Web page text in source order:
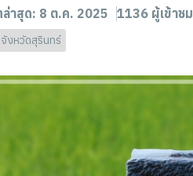
ล่าสุด: 8 ต.ค. 2025 1136 ผู้เข้าชม
จังหวัดสุรินทร์